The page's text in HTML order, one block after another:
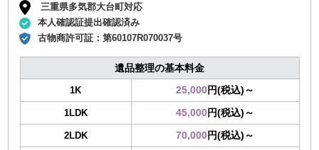
三重県多気郡大台町対応
本人確認証提出確認済み
古物商許可証：第60107R070037号
遺品整理の基本料金
1K 25,000円(税込)～
1LDK 45,000円(税込)～
2LDK 70,000円(税込)～